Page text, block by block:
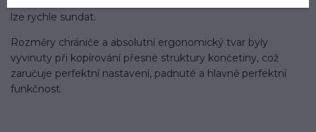
lze rychle sundat.
Rozměry chrániče a absolutní ergonomický tvar byly
vyvinuty při kopírování přesné struktury končetiny, což
zaručuje perfektní nastavení, padnuté a hlavně perfektní
funkčnost.